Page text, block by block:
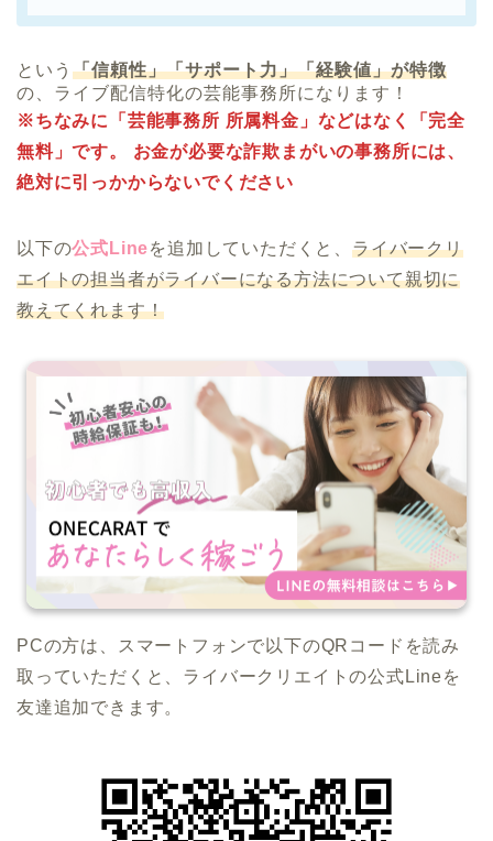
という 「信頼性」「サポート力」「経験値」が特徴
の、ライブ配信特化の芸能事務所になります！
※ちなみに「芸能事務所 所属料金」などはなく「完全
無料」です。 お金が必要な詐欺まがいの事務所には、
絶対に引っかからないでください
以下の公式Lineを追加していただくと、ライバークリ
エイトの担当者がライバーになる方法について親切に
教えてくれます！
PCの方は、スマートフォンで以下のQRコードを読み
取っていただくと、ライバークリエイトの公式Lineを
友達追加できます。